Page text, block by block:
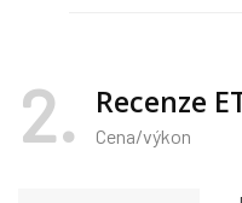
2 Recenze
Cena/výkon